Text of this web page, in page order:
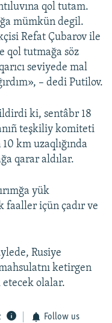
qol tutam.
mümkün degil.
Refat Çubarov ile
qol tutmağa söz
seviyede mal
– dedi Putilov.
ki, sentâbr 18
teşkiliy komiteti
km uzaqlığında
qarar aldılar.
yük
faaller içün çadır ve
Rusiye
ketirgen
olalar.
Follow us